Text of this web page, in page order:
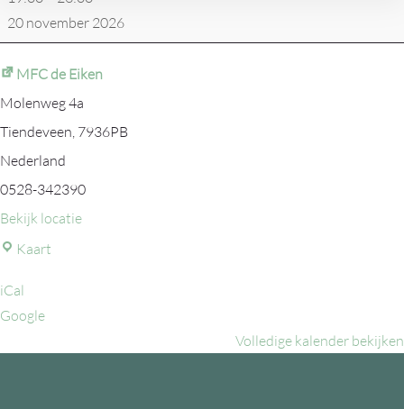
20 november 2026
MFC de Eiken
Molenweg 4a
Tiendeveen, 7936PB
Nederland
0528-342390
Bekijk locatie
Kaart
iCal
Google
Volledige kalender bekijken